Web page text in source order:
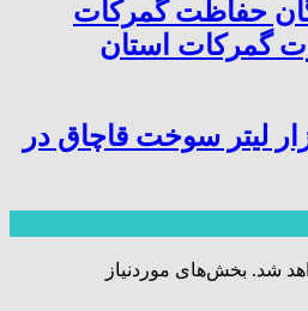
حفاظت گمرکات
گمرکات استان
بیش از ۵۰هزار لیتر سوخت قاچاق در
شد. بخش‌های موردنیاز